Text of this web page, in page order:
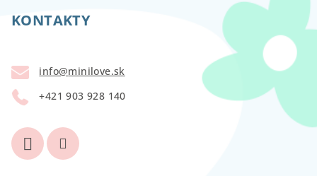
KONTAKTY
info@minilove.sk
+421 903 928 140